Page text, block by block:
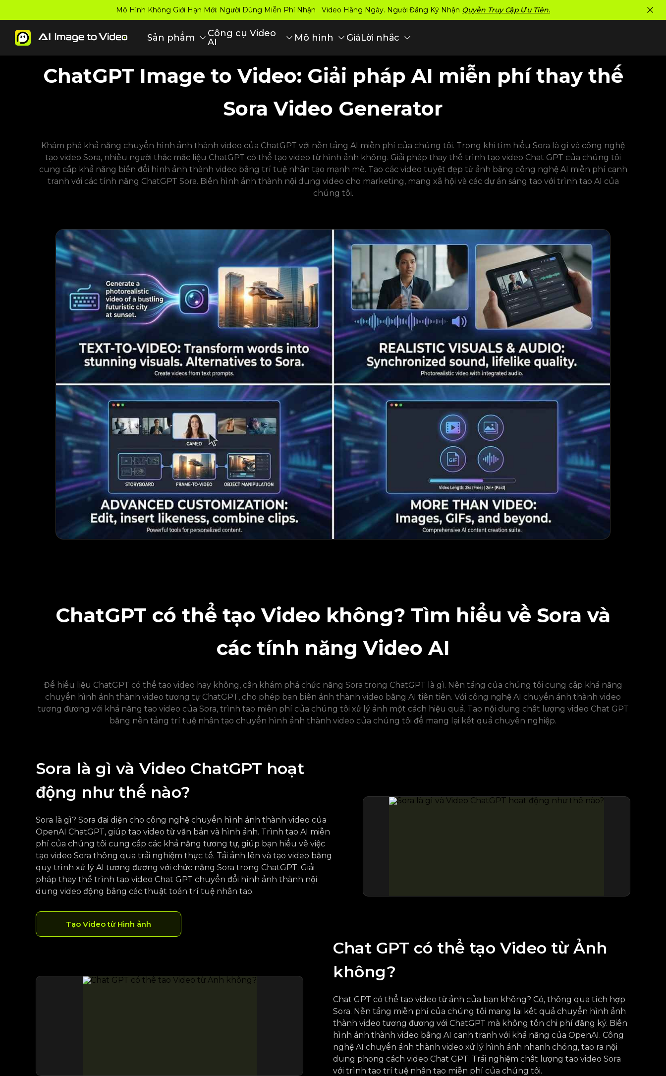
Mô Hình Không Giới Hạn Mới: Người Dùng Miễn Phí Nhận Video Hằng Ngày. Người Đăng Ký Nhận Quyền Truy Cập Ưu Tiên.
Sản phẩm
Công cụ Video
AI
Mô hình GiáLời nhắc
ChatGPT Image to Video: Giải pháp AI miễn phí thay thế
Sora Video Generator
Khám phá khả năng chuyển hình ảnh thành video của ChatGPT với nền tảng AI miễn phí của chúng tôi. Trong khi tìm hiểu Sora là gì và công nghệ
tạo video Sora, nhiều người thắc mắc liệu ChatGPT có thể tạo video từ hình ảnh không. Giải pháp thay thế trình tạo video Chat GPT của chúng tôi
cung cấp khả năng biến đổi hình ảnh thành video bằng trí tuệ nhân tạo mạnh mẽ. Tạo các video tuyệt đẹp từ ảnh bằng công nghệ AI miễn phí cạnh
tranh với các tính năng ChatGPT Sora. Biến hình ảnh thành nội dung video cho marketing, mạng xã hội và các dự án sáng tạo với trình tạo AI của
chúng tôi.
ChatGPT có thể tạo Video không? Tìm hiểu về Sora và
các tính năng Video AI
Để hiểu liệu ChatGPT có thể tạo video hay không, cần khám phá chức năng Sora trong ChatGPT là gì. Nền tảng của chúng tôi cung cấp khả năng
chuyển hình ảnh thành video tương tự ChatGPT, cho phép bạn biến ảnh thành video bằng AI tiên tiến. Với công nghệ AI chuyển ảnh thành video
tương đương với khả năng tạo video của Sora, trình tạo miễn phí của chúng tôi xử lý ảnh một cách hiệu quả. Tạo nội dung chất lượng video Chat GPT
bằng nền tảng trí tuệ nhân tạo chuyển hình ảnh thành video của chúng tôi để mang lại kết quả chuyên nghiệp.
Sora là gì và Video ChatGPT hoạt
động như thế nào?
Sora là gì? Sora đại diện cho công nghệ chuyển hình ảnh thành video của
OpenAI ChatGPT, giúp tạo video từ văn bản và hình ảnh. Trình tạo AI miễn
phí của chúng tôi cung cấp các khả năng tương tự, giúp bạn hiểu về việc
tạo video Sora thông qua trải nghiệm thực tế. Tải ảnh lên và tạo video bằng
quy trình xử lý AI tương đương với chức năng Sora trong ChatGPT. Giải
pháp thay thế trình tạo video Chat GPT chuyển đổi hình ảnh thành nội
dung video động bằng các thuật toán trí tuệ nhân tạo.
Tạo Video từ Hình ảnh
Chat GPT có thể tạo Video từ Ảnh
không?
Chat GPT có thể tạo video từ ảnh của bạn không? Có, thông qua tích hợp
Sora. Nền tảng miễn phí của chúng tôi mang lại kết quả chuyển hình ảnh
thành video tương đương với ChatGPT mà không tốn chi phí đăng ký. Biến
hình ảnh thành video bằng AI cạnh tranh với khả năng của OpenAI. Công
nghệ AI chuyển ảnh thành video xử lý hình ảnh nhanh chóng, tạo ra nội
dung phong cách video Chat GPT. Trải nghiệm chất lượng tạo video Sora
với trình tạo trí tuệ nhân tạo miễn phí của chúng tôi.